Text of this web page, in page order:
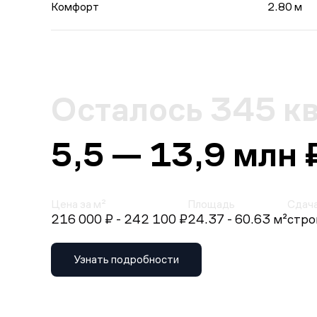
Комфорт
2.80 м
Осталось 345
5,5 — 13,9 млн
Цена за м²
216 000 ₽ - 242 100 ₽
Площадь
24.37 - 60.63 м²
Узнать подробности